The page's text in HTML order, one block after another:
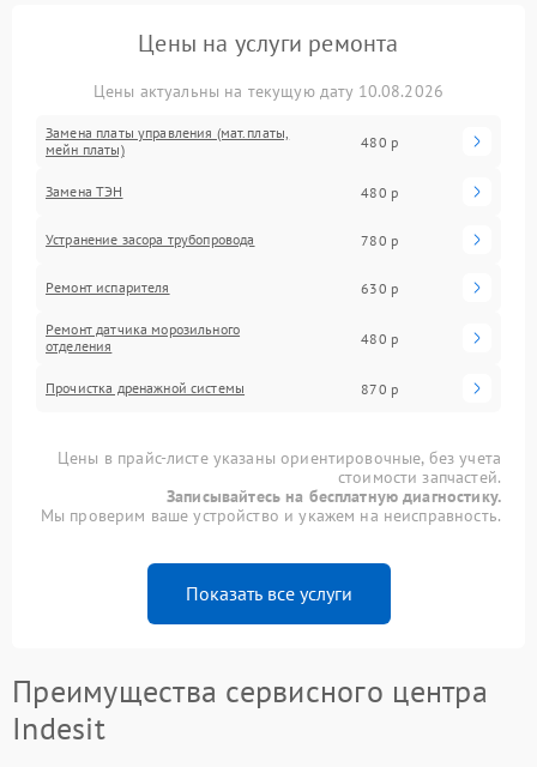
Цены на услуги ремонта
Цены актуальны на текущую дату 10.08.2026
Замена платы управления (мат.платы,
мейн платы)
480 р
Замена ТЭН 480 р
Устранение засора трубопровода 780 р
Ремонт испарителя 630 р
Ремонт датчика морозильного
отделения
480 р
Прочистка дренажной системы 870 р
Цены в прайс-листе указаны ориентировочные, без учета
стоимости запчастей.
Записывайтесь на бесплатную диагностику.
Мы проверим ваше устройство и укажем на неисправность.
Показать все услуги
Преимущества сервисного центра
Indesit